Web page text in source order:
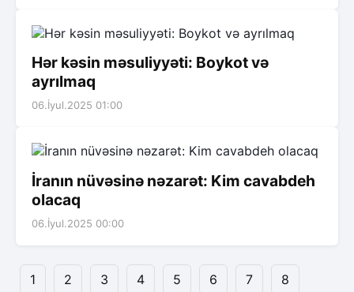
Hər kəsin məsuliyyəti: Boykot və
ayrılmaq
06.İyul.2025 01:00
İranın nüvəsinə nəzarət: Kim cavabdeh
olacaq
06.İyul.2025 00:00
1 2 3 4 5 6 7
8